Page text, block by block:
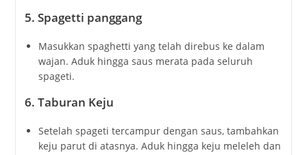
5. Spagetti panggang
Masukkan spaghetti yang telah direbus ke dalam
wajan. Aduk hingga saus merata pada seluruh
spageti.
6. Taburan Keju
Setelah spageti tercampur dengan saus, tambahkan
keju parut di atasnya. Aduk hingga keju meleleh dan